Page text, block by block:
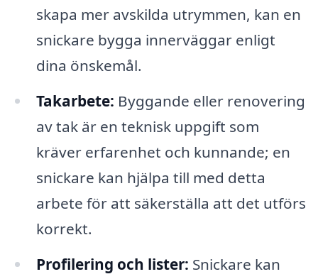
skapa mer avskilda utrymmen, kan en
snickare bygga innerväggar enligt
dina önskemål.
Takarbete: Byggande eller renovering
av tak är en teknisk uppgift som
kräver erfarenhet och kunnande; en
snickare kan hjälpa till med detta
arbete för att säkerställa att det utförs
korrekt.
Profilering och lister: Snickare kan